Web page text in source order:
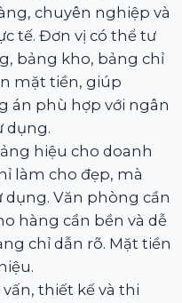
chuyên nghiệp và
tế. Đơn vị có thể tư
bảng kho, bảng chỉ
mặt tiền, giúp
án phù hợp với ngân
dụng.
hiệu cho doanh
làm cho đẹp, mà
Văn phòng cần
hàng cần bền và dễ
chỉ dẫn rõ. Mặt tiền
thiết kế và thi